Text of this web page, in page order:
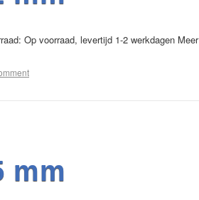
Op voorraad, levertijd 1-2 werkdagen Meer
mm